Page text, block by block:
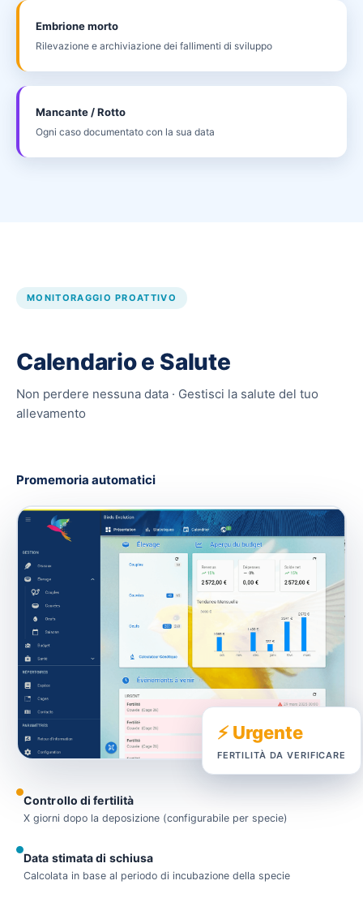
Embrione morto
Rilevazione e archiviazione dei fallimenti di sviluppo
Mancante / Rotto
Ogni caso documentato con la sua data
MONITORAGGIO PROATTIVO
Calendario e Salute
Non perdere nessuna data · Gestisci la salute del tuo
allevamento
Promemoria automatici
⚡ Urgente
FERTILITÀ DA VERIFICARE
Controllo di fertilità
X giorni dopo la deposizione (configurabile per specie)
Data stimata di schiusa
Calcolata in base al periodo di incubazione della specie